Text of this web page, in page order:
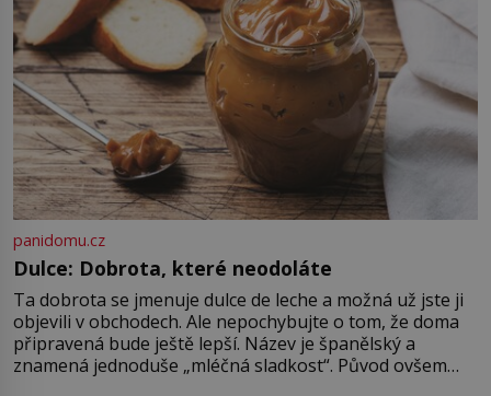
panidomu.cz
Dulce: Dobrota, které neodoláte
Ta dobrota se jmenuje dulce de leche a možná už jste ji
objevili v obchodech. Ale nepochybujte o tom, že doma
připravená bude ještě lepší. Název je španělský a
znamená jednoduše „mléčná sladkost“. Původ ovšem